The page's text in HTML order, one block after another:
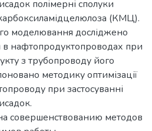
полімерні сполуки
(КМЦ).
моделювання досліджено
в нафтопродуктопроводах при
з трубопроводу його
методику оптимізації
при застосуванні
совершенствованию методов